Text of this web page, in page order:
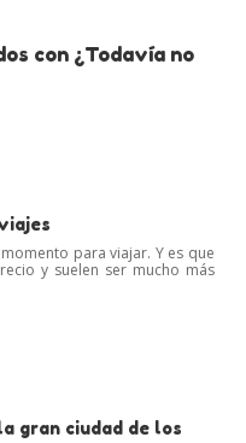
con ¿Todavía no
para viajar. Y es que
y suelen ser mucho más
gran ciudad de los